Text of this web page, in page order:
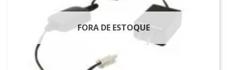
FORA DE ESTOQUE